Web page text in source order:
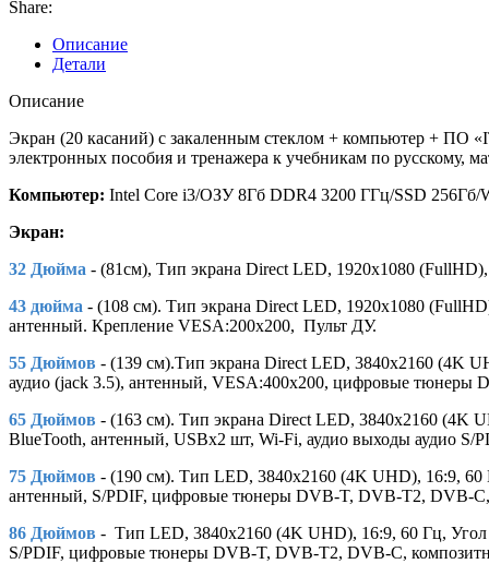
Share:
Описание
Детали
Описание
Экран (20 касаний) с закаленным стеклом + компьютер + ПО
электронных пособия и тренажера к учебникам по русскому,
Компьютер: Intel Core i3/ОЗУ 8Гб DDR4 3200 ГГц/SSD 256Гб/
Экран:
32 Дюйма - (81см), Тип экрана Direct LED, 1920х1080
43 дюйма - (108 см). Тип экрана Direct LED, 1920х1080
антенный. Крепление VESA:200х200, Пульт ДУ.
55 Дюймов - (139 см).Тип экрана Direct LED, 3840х2160 (4K
аудио (jack 3.5), антенный, VESA:400х200, цифровые
65 Дюймов - (163 см). Тип экрана Direct LED, 3840х2160 (4K
BlueTooth, антенный, USBх2 шт, Wi-Fi, аудио выходы аудио S/
75 Дюймов - (190 см). Тип LED, 3840х2160 (4K UHD), 16:9,
антенный, S/PDIF, цифровые тюнеры DVB-T, DVB-T2, DVB-
86 Дюймов - Тип LED, 3840х2160 (4K UHD), 16:9, 60 Гц,
S/PDIF, цифровые тюнеры DVB-T, DVB-T2, DVB-C,